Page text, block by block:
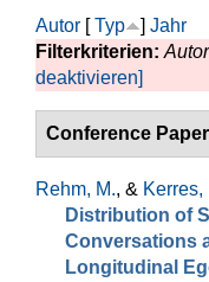
Autor [Typ ] Jahr
Filterkriterien: Autor
deaktivieren]
Conference Paper
Rehm, M., & Kerres,
Distribution of
Conversations
Longitudinal